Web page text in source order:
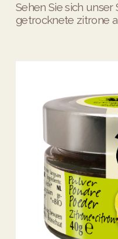
Sehen Sie sich
getrocknete zitrone